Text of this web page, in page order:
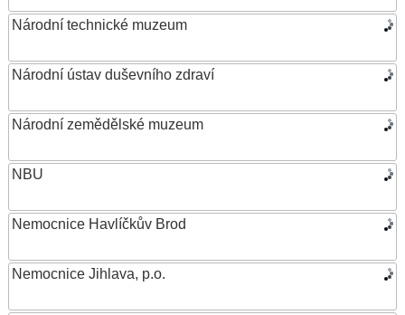
Národní technické muzeum
Národní ústav duševního zdraví
Národní zemědělské muzeum
NBU
Nemocnice Havlíčkův Brod
Nemocnice Jihlava, p.o.